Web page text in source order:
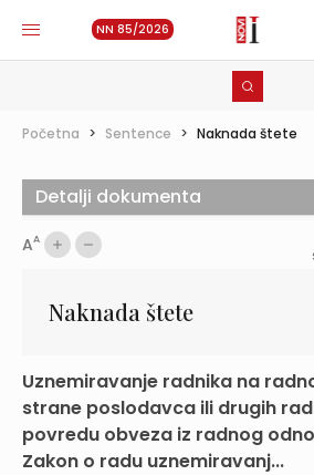
NN 85/2026
Početna > Sentence > Naknada štete
AA
Naknada štete
Uznemiravanje radnika na
strane poslodavca ili drugih
povredu obveza iz radnog
Zakon o radu uznemiravanj...
Detalji dokumenta